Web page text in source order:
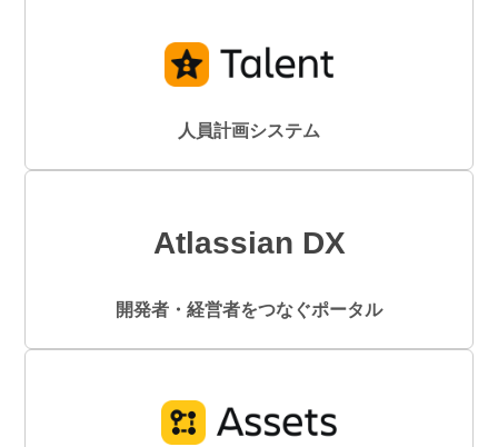
人員計画システム
Atlassian DX
開発者・経営者をつなぐポータル